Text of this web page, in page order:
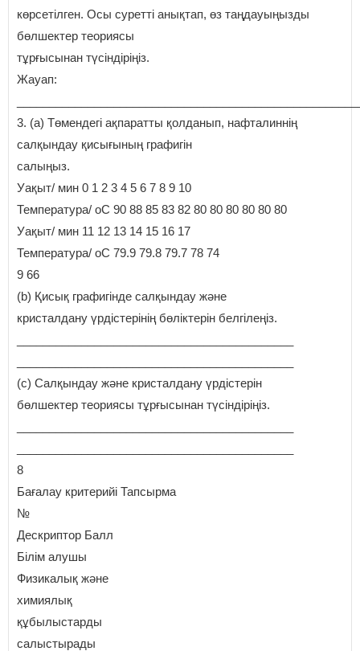
көрсетілген. Осы суретті анықтап, өз таңдауыңызды
бөлшектер теориясы
тұрғысынан түсіндіріңіз.
Жауап:
3. (а) Төмендегі ақпаратты қолданып, нафталиннің
салқындау қисығының графигін
салыңыз.
Уақыт/ мин 0 1 2 3 4 5 6 7 8 9 10
Температура/ оС 90 88 85 83 82 80 80 80 80 80 80
Уақыт/ мин 11 12 13 14 15 16 17
Температура/ оС 79.9 79.8 79.7 78 74
9 66
(b) Қисық графигінде салқындау және
кристалдану үрдістерінің бөліктерін белгілеңіз.
(с) Салқындау және кристалдану үрдістерін
бөлшектер теориясы тұрғысынан түсіндіріңіз.
8
Бағалау критерийі Тапсырма
№
Дескриптор Балл
Білім алушы
Физикалық және
химиялық
құбылыстарды
салыстырады